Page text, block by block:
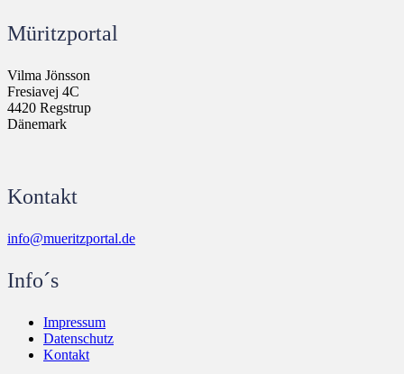
Müritzportal
Vilma Jönsson
Fresiavej 4C
4420 Regstrup
Dänemark
Kontakt
info@mueritzportal.de
Info´s
Impressum
Datenschutz
Kontakt